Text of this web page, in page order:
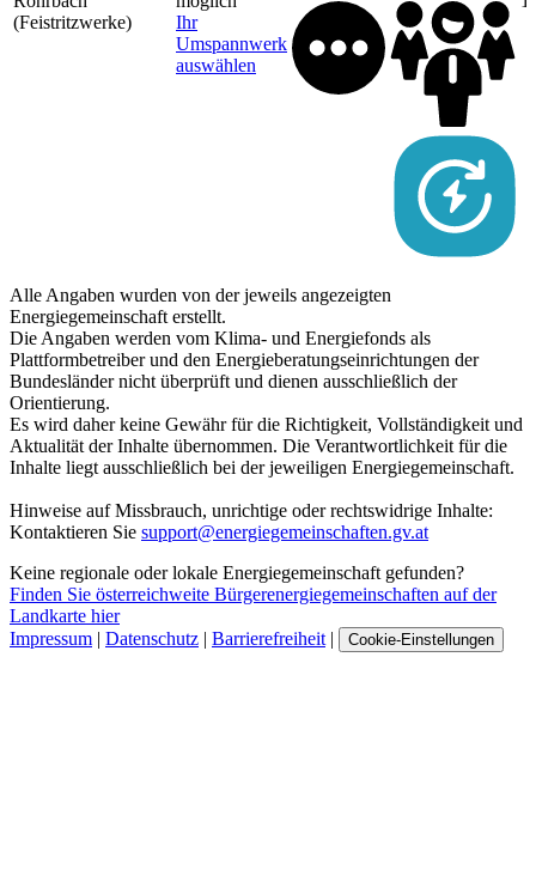
(Feistritzwerke)
Ihr
Umspannwerk
auswählen
Alle Angaben wurden von der jeweils angezeigten
Energiegemeinschaft erstellt.
Die Angaben werden vom Klima- und Energiefonds als
Plattformbetreiber und den Energieberatungseinrichtungen der
Bundesländer nicht überprüft und dienen ausschließlich der
Orientierung.
Es wird daher keine Gewähr für die Richtigkeit, Vollständigkeit und
Aktualität der Inhalte übernommen. Die Verantwortlichkeit für die
Inhalte liegt ausschließlich bei der jeweiligen Energiegemeinschaft.
Hinweise auf Missbrauch, unrichtige oder rechtswidrige Inhalte:
Kontaktieren Sie support@energiegemeinschaften.gv.at
Keine regionale oder lokale Energiegemeinschaft gefunden?
Finden Sie österreichweite Bürgerenergiegemeinschaften auf der
Landkarte hier
Impressum | Datenschutz | Barrierefreiheit | Cookie-Einstellungen